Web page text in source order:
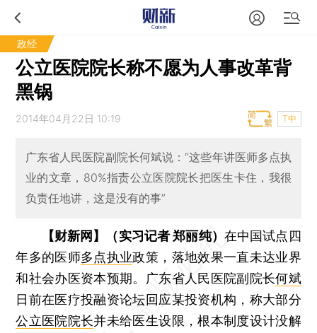
政经
公立医院院长称不愿为人事改革背
黑锅
2014年04月22日 10:19 T中
广东省人民医院副院长何斌说：“这些年讲医师多点执
业的文章，80%指责公立医院院长把医生卡住，我很
负责任地讲，这是没有的事”
【财新网】（实习记者 郑丽纯） 在中国试点四
年多的医师多点执业政策，落地效果一直未达业界
和社会办医资本预期。广东省人民医院副院长何斌
日前在医疗投融资论坛回应某投资机构，称大部分
公立医院院长并未给医生设限，根本制度设计没解